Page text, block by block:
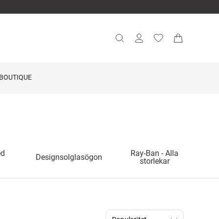
Designsolglasögon
Ray-Ban - Alla
storlekar